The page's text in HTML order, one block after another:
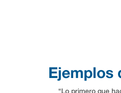
Ejemplos
“Lo primero que